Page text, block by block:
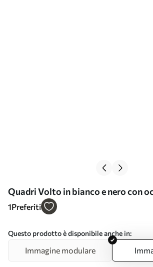
Quadri Volto in bianco e nero con
s45076
1Preferiti
Questo prodotto è disponibile anche in:
Immagine modulare